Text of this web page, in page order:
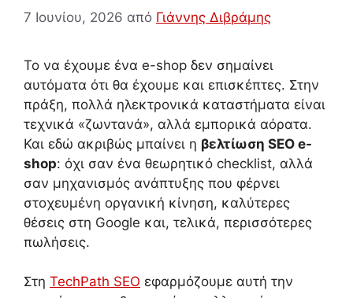
7 Ιουνίου, 2026 από Γιάννης Διβράμης
Το να έχουμε ένα e-shop δεν σημαίνει
αυτόματα ότι θα έχουμε και επισκέπτες. Στην
πράξη, πολλά ηλεκτρονικά καταστήματα είναι
τεχνικά «ζωντανά», αλλά εμπορικά αόρατα.
Και εδώ ακριβώς μπαίνει η βελτίωση SEO e-
shop: όχι σαν ένα θεωρητικό checklist, αλλά
σαν μηχανισμός ανάπτυξης που φέρνει
στοχευμένη οργανική κίνηση, καλύτερες
θέσεις στη Google και, τελικά, περισσότερες
πωλήσεις.
Στη TechPath SEO εφαρμόζουμε αυτή την